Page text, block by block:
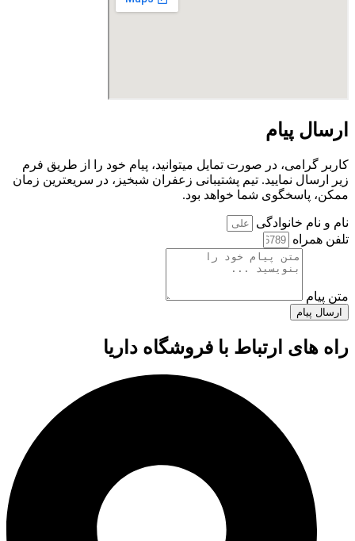
ارسال پیام
کاربر گرامی، در صورت تمایل میتوانید، پیام خود را از طریق فرم
زیر ارسال نمایید. تیم پشتیبانی زعفران شبخیز، در سریعترین زمان
ممکن، پاسخگوی شما خواهد بود.
نام و نام خانوادگی
تلفن همراه
متن پیام
ارسال پیام
راه های ارتباط با فروشگاه داریا